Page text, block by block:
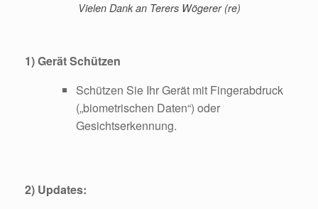
Vielen Dank an Terers Wögerer (re)
1) Gerät Schützen
Schützen Sie Ihr Gerät mit Fingerabdruck
(„biometrischen Daten“) oder
Gesichtserkennung.
2) Updates: